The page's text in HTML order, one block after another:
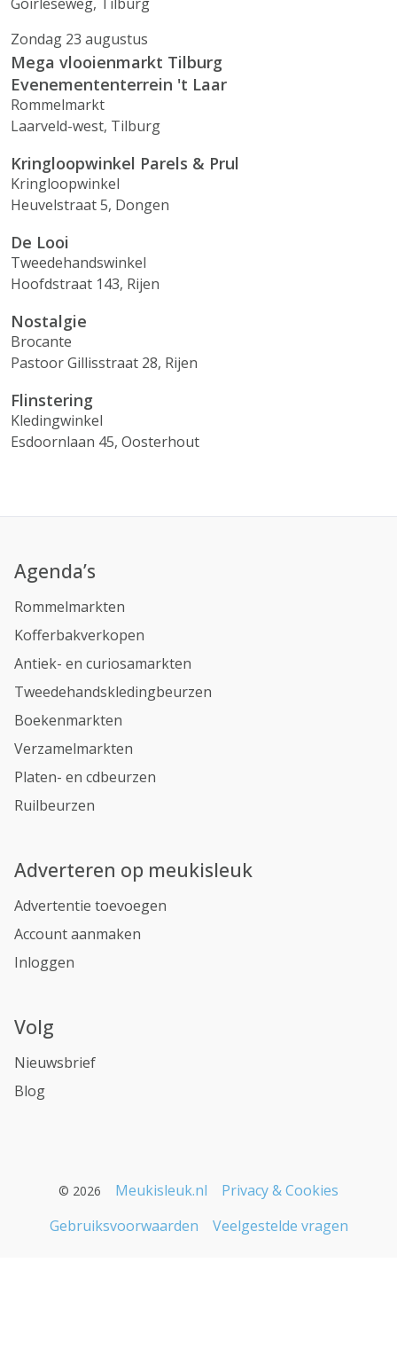
Zondag 23 augustus
Mega vlooienmarkt Tilburg
Evenemententerrein 't Laar
Rommelmarkt
Laarveld-west, Tilburg
Kringloopwinkel Parels & Prul
Kringloopwinkel
Heuvelstraat 5, Dongen
De Looi
Tweedehandswinkel
Hoofdstraat 143, Rijen
Nostalgie
Brocante
Pastoor Gillisstraat 28, Rijen
Flinstering
Kledingwinkel
Esdoornlaan 45, Oosterhout
Agenda’s
Rommelmarkten
Kofferbakverkopen
Antiek- en curiosamarkten
Tweedehandskledingbeurzen
Boekenmarkten
Verzamelmarkten
Platen- en cdbeurzen
Ruilbeurzen
Adverteren op meukisleuk
Advertentie toevoegen
Account aanmaken
Inloggen
Volg
Nieuwsbrief
Blog
© 2026 Meukisleuk.nl
Privacy & Cookies
Gebruiksvoorwaarden
Veelgestelde vragen